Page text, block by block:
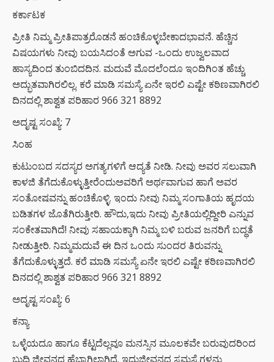
ಕರ್ಕಾಟಕ
ಪ್ರೀತಿ ನಿಮ್ಮ ಪ್ರೀತಿಪಾತ್ರರೊಡನೆ ಹಂಚಿಕೊಳ್ಳಬೇಕಾದಭಾವನೆ. ಹೆಚ್ಚಿನ
ವಿಷಯಗಳು ನೀವು ಬಯಸಿದಂತೆ ಅಗುವ -ಒಂದು ಉಜ್ವಲವಾದ
ಹಾಸ್ಯದಿಂದ ತುಂಬಿದದಿನ. ಮದುವೆ ಮೊದಲೆಂದೂ ಇಂದಿಗಿಂತ ಹೆಚ್ಚು
ಅದ್ಭುತವಾಗಿರಲಿಲ್ಲ. ಕರೆ ಮಾಡಿ ಸಮಸ್ಯೆ ಏನೇ ಇರಲಿ ಎಷ್ಟೇ ಕಠಿಣವಾಗಿರಲಿ
ದಿನದಲ್ಲಿ ಶಾಶ್ವತ ಪರಿಹಾರ 966 321 8892
ಅದೃಷ್ಟ ಸಂಖ್ಯೆ: 7
ಸಿಂಹ
ಕುಟುಂಬದ ಸದಸ್ಯರ ಅಗತ್ಯಗಳಿಗೆ ಆದ್ಯತೆ ನೀಡಿ. ನೀವು ಅವರ ಸಲುವಾಗಿ
ಕಾಳಜಿ ತೆಗೆದುಕೊಳ್ಳುತ್ತೀರೆಂದುಅವರಿಗೆ ಅರ್ಥವಾಗುವ ಹಾಗೆ ಅವರ
ಸಂತೋಷವನ್ನು ಹಂಚಿಕೊಳ್ಳಿ. ಇಂದು ನೀವು ನಿಮ್ಮ ಸಂಗಾತಿಯ ಹೃದಯ
ಬಡಿತಗಳ ಜೊತೆಗಿರುತ್ತೀರಿ. ಹೌದು,ಇದು ನೀವು ಪ್ರೀತಿಯಲ್ಲಿದ್ದೀರಿ ಎನ್ನುವ
ಸಂಕೇತವಾಗಿದೆ! ನೀವು ಸಹಾಯಕ್ಕಾಗಿ ನಿಮ್ಮ ಬಳಿ ಬರುವ ಜನರಿಗೆ ಬದ್ಧತೆ
ನೀಡುತ್ತೀರಿ. ನಿಮ್ಮಮದುವೆ ಈ ದಿನ ಒಂದು ಸುಂದರ ತಿರುವನ್ನು
ತೆಗೆದುಕೊಳ್ಳುತ್ತದೆ. ಕರೆ ಮಾಡಿ ಸಮಸ್ಯೆ ಏನೇ ಇರಲಿ ಎಷ್ಟೇ ಕಠಿಣವಾಗಿರಲಿ
ದಿನದಲ್ಲಿ ಶಾಶ್ವತ ಪರಿಹಾರ 966 321 8892
ಅದೃಷ್ಟ ಸಂಖ್ಯೆ: 6
ಕನ್ಯಾ
ಒಳ್ಳೆಯದೂ ಹಾಗೂ ಕೆಟ್ಟದೆಲ್ಲವೂ ಮನಸ್ಸಿನ ಮೂಲಕವೇ ಬರುವುದರಿಂದ
ಬುದ್ದಿ ಜೀವನದ ಹೆಬ್ಬಾಗಿಲಾಗಿದೆ. ಇದುಜೀವನದ ಸಮಸ್ಯೆಗಳನ್ನು